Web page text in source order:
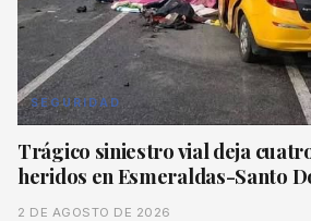
SEGURIDAD
Trágico siniestro vial deja
heridos en Esmeraldas-Santo
2 DE AGOSTO DE 2026